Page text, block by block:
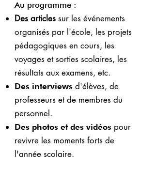
Au programme :
Des articles sur les événements
organisés par l'école, les projets
pédagogiques en cours, les
voyages et sorties scolaires, les
résultats aux examens, etc.
Des interviews d'élèves, de
professeurs et de membres du
personnel.
Des photos et des vidéos pour
revivre les moments forts de
l'année scolaire.